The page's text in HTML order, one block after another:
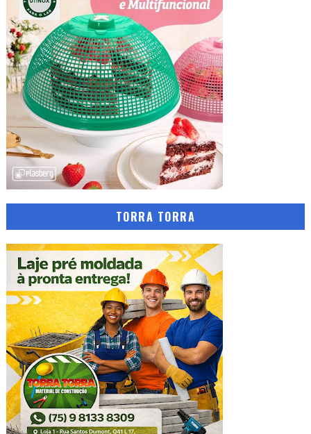
TORRA TORRA